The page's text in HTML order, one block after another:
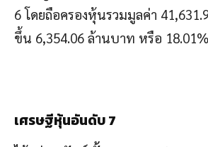
6 โดยถือครองหุ้นรวมมูลค่า
ขึ้น 6,354.06 ล้านบาท หรือ 18.01%
เศรษฐีหุ้นอันดับ 7